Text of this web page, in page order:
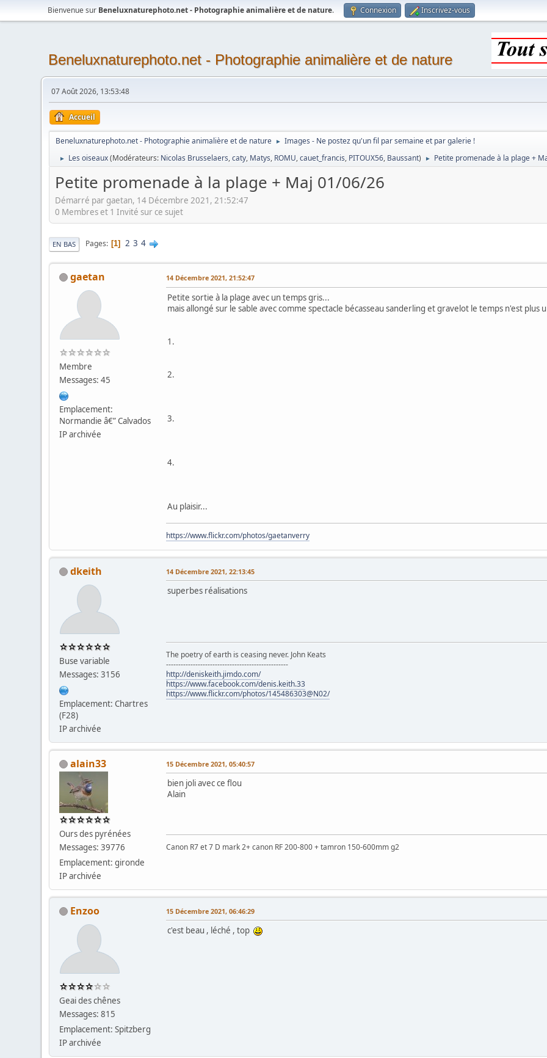
Bienvenue sur Beneluxnaturephoto.net - Photographie animalière et de nature. Connexion Inscrivez-vous
Beneluxnaturephoto.net - Photographie animalière et de nature
07 Août 2026, 13:53:48
Accueil
Beneluxnaturephoto.net - Photographie animalière et de nature ► Images - Ne postez qu'un fil par semaine et par galerie !
► Les oiseaux(Modérateurs: Nicolas Brusselaers,caty, Matys, ROMU,cauet_francis, PITOUX56, Baussant) ► Petite promenade à la plage +
Petite promenade à la plage + Maj 01/06/26
Démarré par gaetan, 14 Décembre 2021, 21:52:47
0 Membres et 1 Invité sur ce sujet
EN BAS Pages 1 2 3 4
gaetan
Membre
Messages: 45
Emplacement:
Normandie â€” Calvados
IP archivée
14 Décembre 2021, 21:52:47
Petite sortie à la plage avec un temps gris...
mais allongé sur le sable avec comme spectacle bécasseau sanderling et gravelot le temps n'est plus
1.
2.
3.
4.
Au plaisir...
https://www.flickr.com/photos/gaetanverry
dkeith
Buse variable
Messages: 3156
Emplacement: Chartres
(F28)
IP archivée
14 Décembre 2021, 22:13:45
superbes réalisations
The poetry of earth is ceasing never. John Keats
--------------------------------------------------
http://deniskeith.jimdo.com/
https://www.facebook.com/denis.keith.33
https://www.flickr.com/photos/145486303@N02/
alain33
Ours des pyrénées
Messages: 39776
Emplacement: gironde
IP archivée
15 Décembre 2021, 05:40:57
bien joli avec ce flou
Alain
Canon R7 et 7 D mark 2+ canon RF 200-800 + tamron 150-600mm g2
Enzoo
Geai des chênes
Messages: 815
Emplacement: Spitzberg
IP archivée
15 Décembre 2021, 06:46:29
c'est beau , léché , top